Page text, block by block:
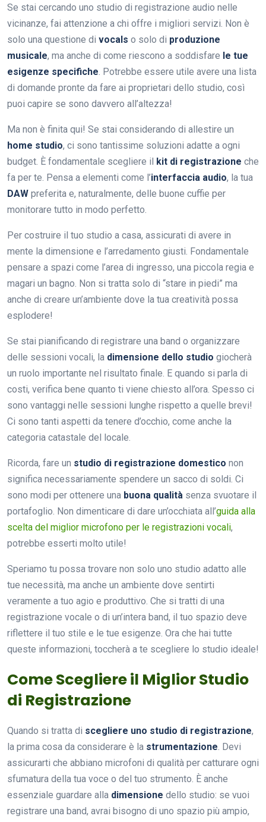
Se stai cercando uno studio di registrazione audio nelle
vicinanze, fai attenzione a chi offre i migliori servizi. Non è
solo una questione di vocals o solo di produzione
musicale, ma anche di come riescono a soddisfare le tue
esigenze specifiche. Potrebbe essere utile avere una lista
di domande pronte da fare ai proprietari dello studio, così
puoi capire se sono davvero all’altezza!
Ma non è finita qui! Se stai considerando di allestire un
home studio, ci sono tantissime soluzioni adatte a ogni
budget. È fondamentale scegliere il
kit di registrazione che
fa per te. Pensa a elementi come l’interfaccia audio, la tua
DAW preferita e, naturalmente, delle buone cuffie per
monitorare tutto in modo perfetto.
Per costruire il tuo studio a casa, assicurati di avere in
mente la dimensione e l’arredamento giusti. Fondamentale
pensare a spazi come l’area di ingresso, una piccola regia e
magari un bagno. Non si tratta solo di “stare in piedi” ma
anche di creare un’ambiente dove la tua creatività possa
esplodere!
Se stai pianificando di registrare una band o organizzare
delle sessioni vocali, la dimensione dello studio giocherà
un ruolo importante nel risultato finale. E quando si parla di
costi, verifica bene quanto ti viene chiesto all’ora. Spesso ci
sono vantaggi nelle sessioni lunghe rispetto a quelle brevi!
Ci sono tanti aspetti da tenere d’occhio, come anche la
categoria catastale del locale.
Ricorda, fare un studio di registrazione domestico non
significa necessariamente spendere un sacco di soldi. Ci
sono modi per ottenere una buona qualità senza svuotare il
portafoglio. Non dimenticare di dare un’occhiata all’guida alla
scelta del miglior microfono per le registrazioni vocali,
potrebbe esserti molto utile!
Speriamo tu possa trovare non solo uno studio adatto alle
tue necessità, ma anche un ambiente dove sentirti
veramente a tuo agio e produttivo. Che si tratti di una
registrazione vocale o di un’intera band, il tuo spazio deve
riflettere il tuo stile e le tue esigenze. Ora che hai tutte
queste informazioni, toccherà a te scegliere lo studio ideale!
Come Scegliere il Miglior Studio
di Registrazione
Quando si tratta di scegliere uno studio di registrazione,
la prima cosa da considerare è la strumentazione. Devi
assicurarti che abbiano microfoni di qualità per catturare ogni
sfumatura della tua voce o del tuo strumento. È anche
essenziale guardare alla dimensione dello studio: se vuoi
registrare una band, avrai bisogno di uno spazio più ampio,